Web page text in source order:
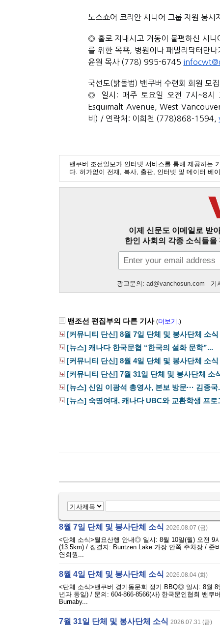
노스쇼어 코리안 시니어 그룹 자원 봉사
◎ 홀로 지내시고 거동이 불편하신 시니
를 위한 목욕, 병원이나 패밀리닥터만
윤원 목사 (778) 995-6745
국선도(밝돌법) 밴쿠버 수련회 회원 모집
◎ 일시: 매주 토요일 오전 7시~8시
Esquimalt Avenue, West
비) / 연락처: 이희천 (778)868-1594,
밴쿠버 조선일보가 인터넷 서비스를 통해 제공하는
다. 허가없이 전재, 복사, 출판, 인터넷 및 데이터 베
이제 신문도 이메일로 받
한인 사회의 각종 소식들
광고문의: ad@vanchosun.com 기
밴조선 편집부의 다른 기사 (더보기. )
[커뮤니티 단신] 8월 7일 단체 및 봉사단체 소식
[뉴스] 캐나다 한국문협 “한국의 설화 문학”...
[커뮤니티 단신] 8월 4일 단체 및 봉사단체 소식
[커뮤니티 단신] 7월 31일 단체 및 봉사단체 소
[뉴스] 신임 이광석 총영사, 본보 방문··· 김종국
[뉴스] 숙명여대, 캐나다 UBC와 교환학생 프로
8월 7일 단체 및 봉사단체 소식 2026.08.07 (금)
<단체 소식>월요산행 안내◎ 일시: 8월 10일(월) 오전 9
(13.5km) / 집결지: Buntzen Lake 가장 안쪽 주차장 / 준
연회원...
8월 4일 단체 및 봉사단체 소식 2026.08.04 (화)
<단체 소식>밴쿠버 경기동문회 정기 BBQ◎ 일시: 8월
년과 동일) / 문의: 604-866-8566(사) 한국문인협회 밴
Burnaby...
7월 31일 단체 및 봉사단체 소식 2026.07.31 (금)